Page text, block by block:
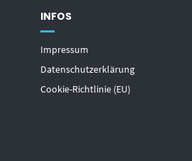
INFOS
Impressum
Datenschutzerklärung
Cookie-Richtlinie (EU)